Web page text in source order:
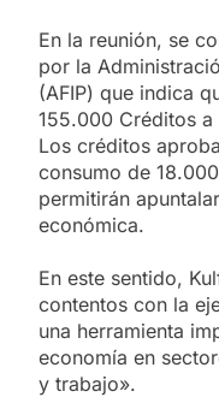
En la reunión, se
por la
(AFIP) que indica
155.000 Créditos a
Los créditos
consumo de
permitirán
económica.
En este sentido,
contentos con la
una herramienta
economía en
y trabajo».